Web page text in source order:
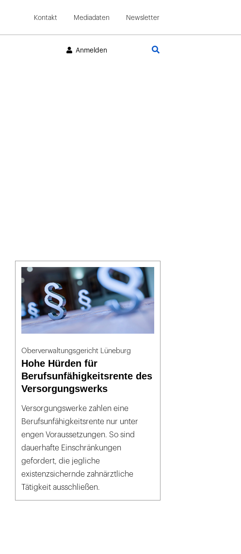
Kontakt Mediadaten Newsletter
Anmelden
Oberverwaltungsgericht Lüneburg
Hohe Hürden für
Berufsunfähigkeitsrente des
Versorgungswerks
Versorgungswerke zahlen eine
Berufsunfähigkeitsrente nur unter
engen Voraussetzungen. So sind
dauerhafte Einschränkungen
gefordert, die jegliche
existenzsichernde zahnärztliche
Tätigkeit ausschließen.